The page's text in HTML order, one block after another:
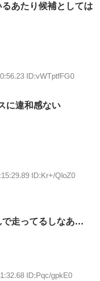
あたり候補としては
ID:vWTptfFG0
に違和感ない
ID:Kr+/QloZ0
で走ってるしなあ…
ID:Pqc/gpkE0